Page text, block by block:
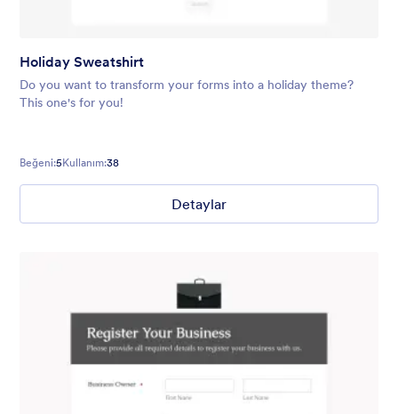
Holiday Sweatshirt
Do you want to transform your forms into a holiday theme?
This one's for you!
Beğeni:5Kullanım:38
Detaylar